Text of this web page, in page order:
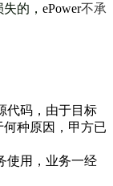
的， ePower不承
代码，由于目标
种原因，甲方已
用，业务一经